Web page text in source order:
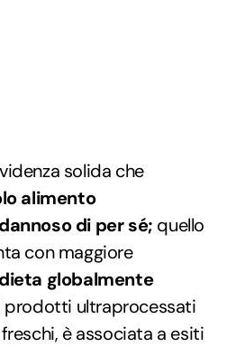
solida che
alimento
dannoso di per sé; quello
con maggiore
dieta globalmente
prodotti ultraprocessati
è associata a esiti